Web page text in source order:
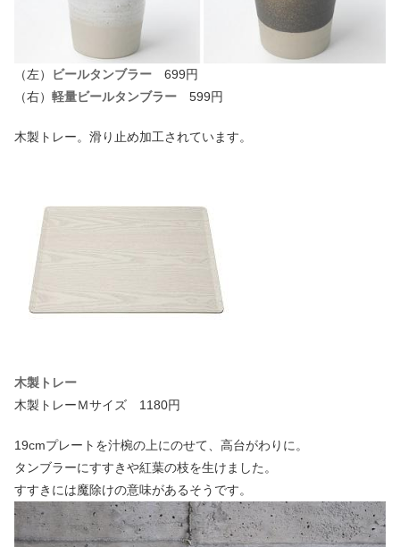
（左） ビールタンブラー 699円
（右） 軽量ビールタンブラー 599円
木製トレー。滑り止め加工されています。
木製トレー
木製トレーＭサイズ 1180円
19cmプレートを汁椀の上にのせて、高台がわりに。
タンブラーにすすきや紅葉の枝を生けました。
すすきには魔除けの意味があるそうです。